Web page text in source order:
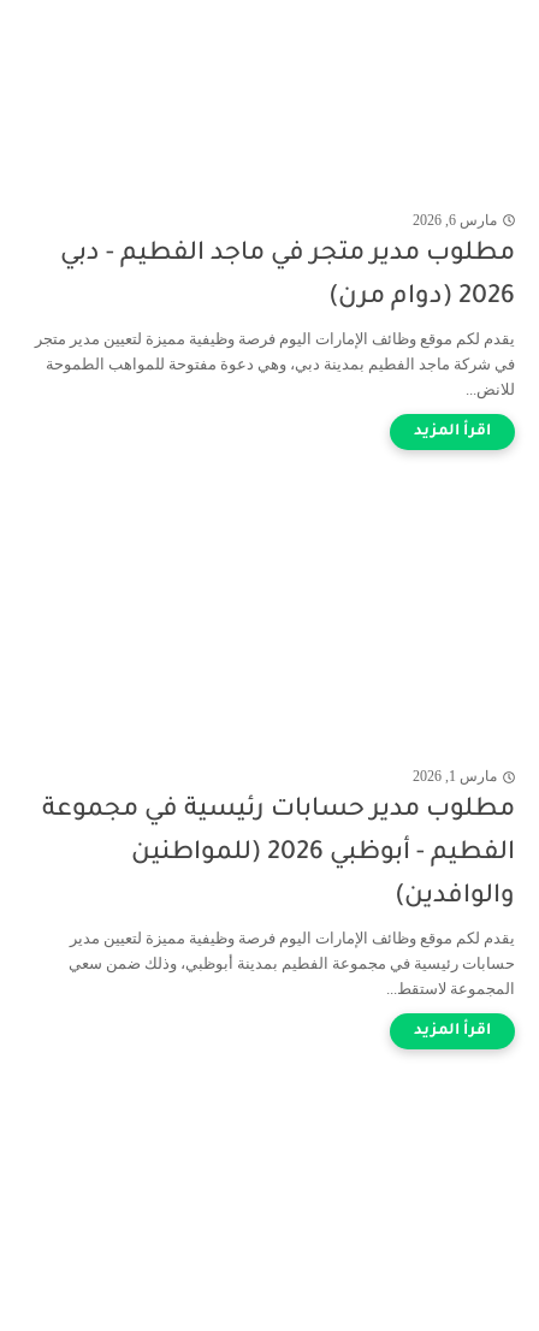
مارس 6, 2026
مطلوب مدير متجر في ماجد الفطيم - دبي
2026 (دوام مرن)
يقدم لكم موقع وظائف الإمارات اليوم فرصة وظيفية مميزة لتعيين مدير متجر
في شركة ماجد الفطيم بمدينة دبي، وهي دعوة مفتوحة للمواهب الطموحة
للانض...
مارس 1, 2026
مطلوب مدير حسابات رئيسية في مجموعة
الفطيم - أبوظبي 2026 (للمواطنين
والوافدين)
يقدم لكم موقع وظائف الإمارات اليوم فرصة وظيفية مميزة لتعيين مدير
حسابات رئيسية في مجموعة الفطيم بمدينة أبوظبي، وذلك ضمن سعي
المجموعة لاستقط...